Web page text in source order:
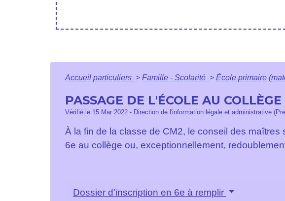
Accueil particuliers > Famille - Scolarité > École primaire
PASSAGE DE L'ÉCOLE AU
Vérifié le 15 Mar 2022 - Direction de l'information légale et administrative
À la fin de la classe de CM2, le conseil des
6e au collège ou, exceptionnellement,
Dossier d'inscription en 6e à remplir